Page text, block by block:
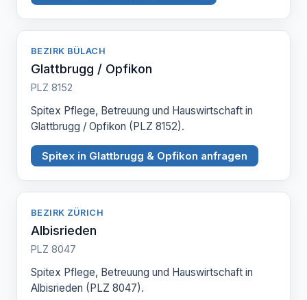
BEZIRK BÜLACH
Glattbrugg / Opfikon
PLZ 8152
Spitex Pflege, Betreuung und Hauswirtschaft in
Glattbrugg / Opfikon (PLZ 8152).
Spitex in Glattbrugg & Opfikon anfragen
BEZIRK ZÜRICH
Albisrieden
PLZ 8047
Spitex Pflege, Betreuung und Hauswirtschaft in
Albisrieden (PLZ 8047).